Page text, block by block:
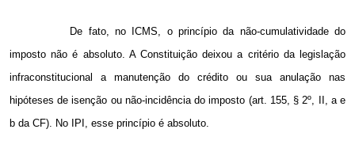
De fato, no ICMS, o princípio da não-cumulatividade do
imposto não é absoluto. A Constituição deixou a critério da legislação
infraconstitucional a manutenção do crédito ou sua anulação nas
hipóteses de isenção ou não-incidência do imposto (art. 155, § 2º, II, a e
b da CF). No IPI, esse princípio é absoluto.